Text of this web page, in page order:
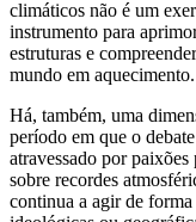
climáticos não é um
instrumento para
estruturas e
mundo em aquecimento.
Há, também, uma
período em que o
atravessado por
sobre recordes
continua a agir de